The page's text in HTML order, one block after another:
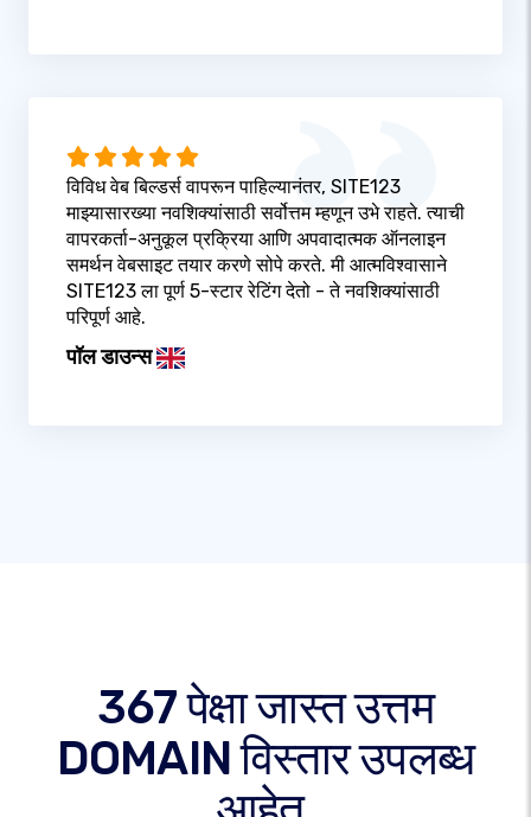
विविध वेब बिल्डर्स वापरून पाहिल्यानंतर, SITE123
माझ्यासारख्या नवशिक्यांसाठी सर्वोत्तम म्हणून उभे राहते. त्याची
वापरकर्ता-अनुकूल प्रक्रिया आणि अपवादात्मक ऑनलाइन
समर्थन वेबसाइट तयार करणे सोपे करते. मी आत्मविश्वासाने
SITE123 ला पूर्ण 5-स्टार रेटिंग देतो - ते नवशिक्यांसाठी
परिपूर्ण आहे.
पॉल डाउन्स
367 पेक्षा जास्त उत्तम
DOMAIN विस्तार उपलब्ध